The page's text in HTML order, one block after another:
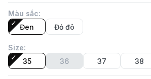
Màu sắc:
Đen
Đỏ đô
Size:
35
36 37 38